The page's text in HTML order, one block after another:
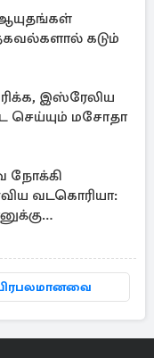
கடும்
இஸ்ரேலிய
மசோதா
நோக்கி
வடகொரியா: